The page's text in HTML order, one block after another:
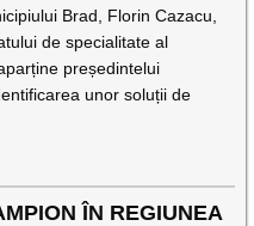
Brad, Florin Cazacu,
de specialitate al
președintelui
unor soluții de
ÎN REGIUNEA